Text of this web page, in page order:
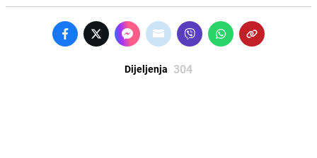
Dijeljenja 304